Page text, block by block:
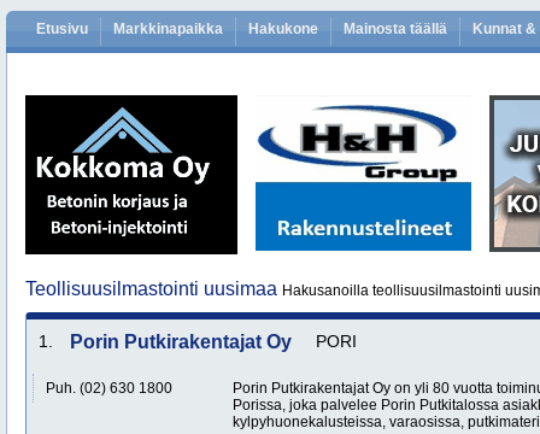
Etusivu Markkinapaikka Hakukone Mainosta täällä Kunnat
Teollisuusilmastointi uusimaa Hakusanoilla teollisuusilmastointi
1. Porin Putkirakentajat Oy PORI
Puh. (02) 630 1800
Porin Putkirakentajat Oy on yli 80 vuotta
Porissa, joka palvelee Porin Putkitalossa
kylpyhuonekalusteissa, varaosissa,